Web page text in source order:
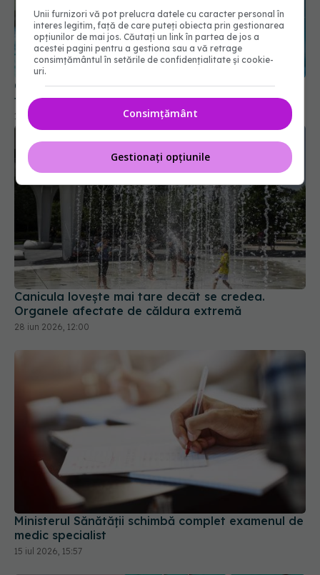
Cum poate obține un salariat un bilet de
tratament balnear prin Casa de Pensii
16 iul 2026, 19:09
Canicula lovește mai tare decât se credea.
Organele afectate de căldura extremă
28 iun 2026, 12:00
Ministerul Sănătății schimbă complet examenul de
medic specialist
15 iul 2026, 15:57
Unii furnizori vă pot prelucra datele cu caracter personal în
interes legitim, față de care puteți obiecta prin gestionarea
opțiunilor de mai jos. Căutați un link în partea de jos a
acestei pagini pentru a gestiona sau a vă retrage
consimțământul în setările de confidențialitate și cookie-
uri.
Consimțământ
Gestionați opțiunile